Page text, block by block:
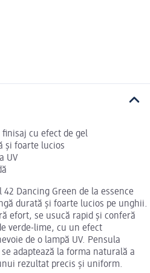
cu efect de gel
și foarte lucios
UV
Dancing Green de la essence
durată și foarte lucios pe unghii.
efort, se usucă rapid și conferă
verde-lime, cu un efect
de o lampă UV. Pensula
adaptează la forma naturală a
rezultat precis și uniform.